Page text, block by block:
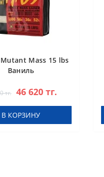
Mass 15 lbs
Ваниль
тг. 46 620 тг.
В КОРЗИНУ